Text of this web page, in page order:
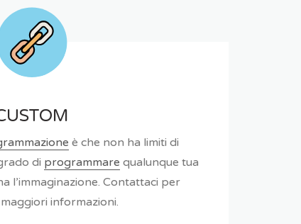
è che non ha limiti di
di programmare qualunque tua
l’immaginazione. Contattaci per
informazioni.